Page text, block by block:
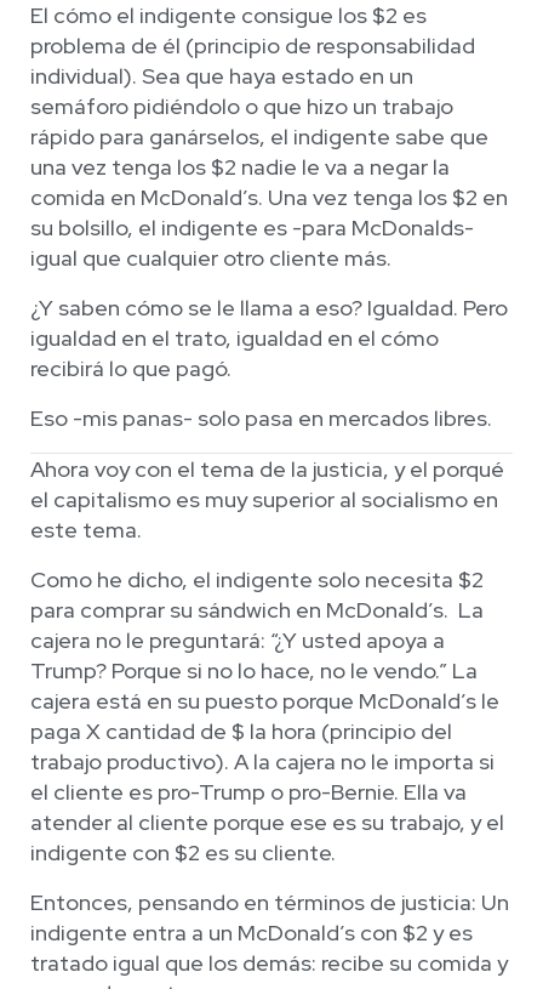
El cómo el indigente consigue los $2 es
problema de él (principio de responsabilidad
individual). Sea que haya estado en un
semáforo pidiéndolo o que hizo un trabajo
rápido para ganárselos, el indigente sabe que
una vez tenga los $2 nadie le va a negar la
comida en McDonald’s. Una vez tenga los $2 en
su bolsillo, el indigente es -para McDonalds-
igual que cualquier otro cliente más.
¿Y saben cómo se le llama a eso? Igualdad. Pero
igualdad en el trato, igualdad en el cómo
recibirá lo que pagó.
Eso -mis panas- solo pasa en mercados libres.
Ahora voy con el tema de la justicia, y el porqué
el capitalismo es muy superior al socialismo en
este tema.
Como he dicho, el indigente solo necesita $2
para comprar su sándwich en McDonald’s. La
cajera no le preguntará: “¿Y usted apoya a
Trump? Porque si no lo hace, no le vendo.” La
cajera está en su puesto porque McDonald’s le
paga X cantidad de $ la hora (principio del
trabajo productivo). A la cajera no le importa si
el cliente es pro-Trump o pro-Bernie. Ella va
atender al cliente porque ese es su trabajo, y el
indigente con $2 es su cliente.
Entonces, pensando en términos de justicia: Un
indigente entra a un McDonald’s con $2 y es
tratado igual que los demás: recibe su comida y